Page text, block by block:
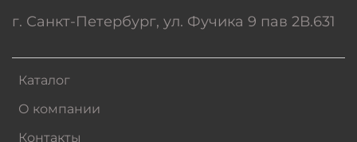
Каталог
О компании
Контакты
г. Санкт-Петербург, ул. Фучика 9 пав 2В.631